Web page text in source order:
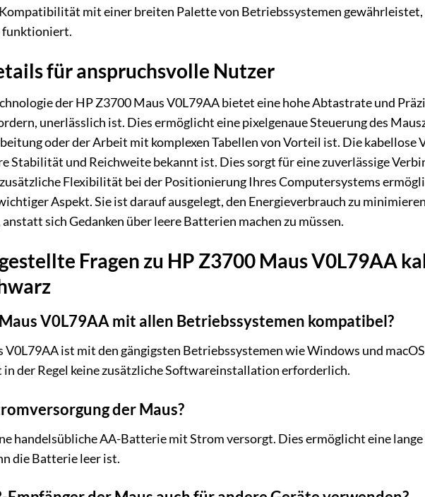
mit einer breiten Palette von Betriebssystemen gewährleistet,
funktioniert.
für anspruchsvolle Nutzer
der HP Z3700 Maus V0L79AA bietet eine hohe Abtastrate und
unerlässlich ist. Dies ermöglicht eine pixelgenaue Steuerung des
oder der Arbeit mit komplexen Tabellen von Vorteil ist. Die kabellose
Stabilität und Reichweite bekannt ist. Dies sorgt für eine zuverlässige
Flexibilität bei der Positionierung Ihres Computersystems
Aspekt. Sie ist darauf ausgelegt, den Energieverbrauch zu
sich Gedanken über leere Batterien machen zu müssen.
Fragen zu HP Z3700 Maus V0L79AA
V0L79AA mit allen Betriebssystemen kompatibel?
V0L79AA ist mit den gängigsten Betriebssystemen wie Windows und
der Regel keine zusätzliche Softwareinstallation erforderlich.
der Maus?
handelsübliche AA-Batterie mit Strom versorgt. Dies ermöglicht eine
die Batterie leer ist.